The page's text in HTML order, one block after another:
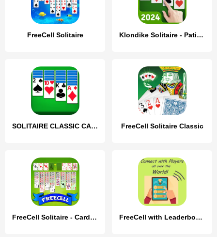
FreeCell Solitaire Klondike Solitaire - Patience
SOLITAIRE CLASSIC CARD GAME FreeCell Solitaire Classic
FreeCell Solitaire - Card Game FreeCell with Leaderboards